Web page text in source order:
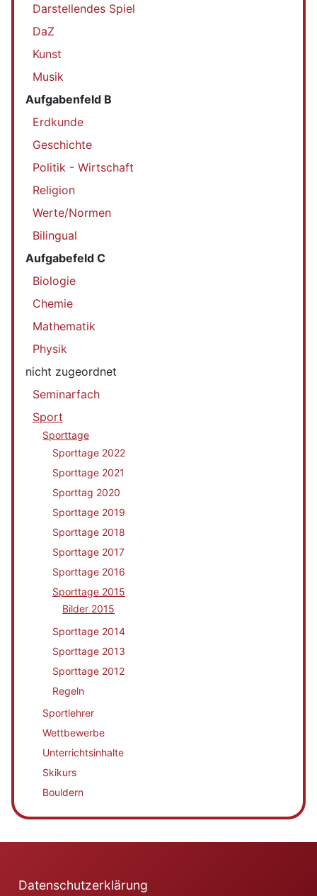
Darstellendes Spiel
DaZ
Kunst
Musik
Aufgabenfeld B
Erdkunde
Geschichte
Politik - Wirtschaft
Religion
Werte/Normen
Bilingual
Aufgabefeld C
Biologie
Chemie
Mathematik
Physik
nicht zugeordnet
Seminarfach
Sport
Sporttage
Sporttage 2022
Sporttage 2021
Sporttag 2020
Sporttage 2019
Sporttage 2018
Sporttage 2017
Sporttage 2016
Sporttage 2015
Bilder 2015
Sporttage 2014
Sporttage 2013
Sporttage 2012
Regeln
Sportlehrer
Wettbewerbe
Unterrichtsinhalte
Skikurs
Bouldern
Datenschutzerklärung